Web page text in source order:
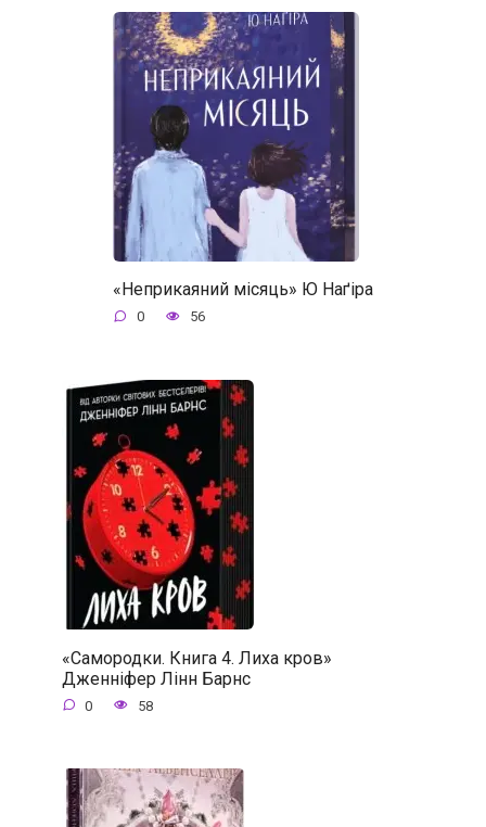
«Неприкаяний місяць» Ю Наґіра
0 56
«Самородки. Книга 4. Лиха кров»
Дженніфер Лінн Барнс
0 58